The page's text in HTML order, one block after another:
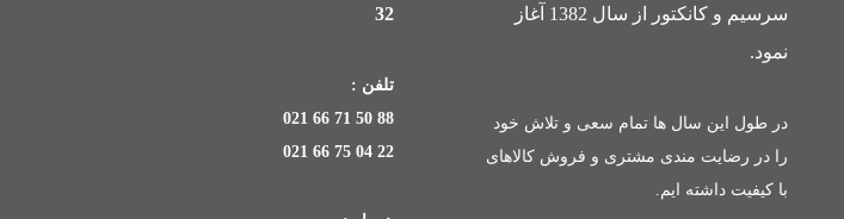
سرسیم و کانکتور از سال 1382 آغاز
نمود.
در طول این سال ها تمام سعی و تلاش خود
را در رضایت مندی مشتری و فروش کالاهای
با کیفیت داشته ایم.
32
تلفن :
88 50 71 66 021
22 04 75 66 021